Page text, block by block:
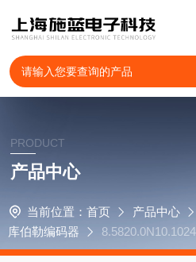
PRODUCT
产品中心
当前位置： 首页 产品中心
库伯勒编码器
thStar编码器R10128J052HM